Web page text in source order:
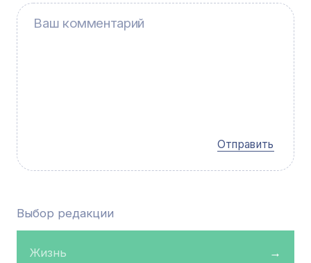
Отправить
Выбор редакции
Жизнь →